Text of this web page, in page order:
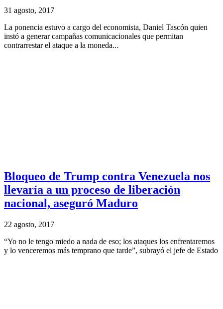
31 agosto, 2017
La ponencia estuvo a cargo del economista, Daniel Tascón quien
instó a generar campañas comunicacionales que permitan
contrarrestar el ataque a la moneda...
Bloqueo de Trump contra Venezuela nos
llevaría a un proceso de liberación
nacional, aseguró Maduro
22 agosto, 2017
“Yo no le tengo miedo a nada de eso; los ataques los enfrentaremos
y lo venceremos más temprano que tarde”, subrayó el jefe de Estado